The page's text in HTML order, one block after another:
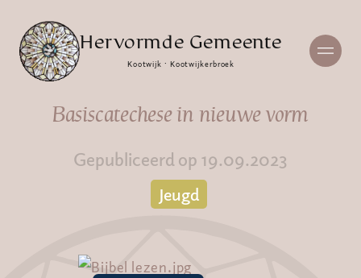
Hervormde Gemeente
Kootwijk · Kootwijkerbroek
Basiscatechese in nieuwe vorm
Gepubliceerd op 19.09.2023
Jeugd